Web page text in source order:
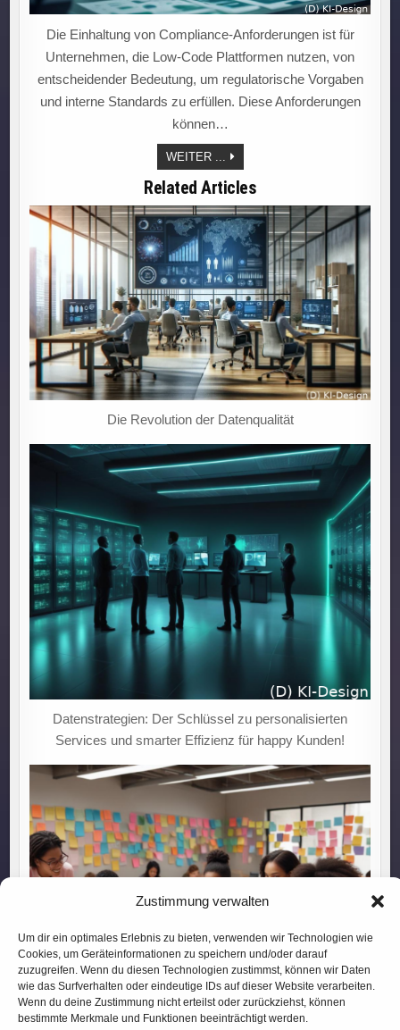
Zustimmung verwalten
Um dir ein optimales Erlebnis zu bieten, verwenden wir Technologien wie
Cookies, um Geräteinformationen zu speichern und/oder darauf
zuzugreifen. Wenn du diesen Technologien zustimmst, können wir Daten
wie das Surfverhalten oder eindeutige IDs auf dieser Website verarbeiten.
Wenn du deine Zustimmung nicht erteilst oder zurückziehst, können
bestimmte Merkmale und Funktionen beeinträchtigt werden.
Die Einhaltung von Compliance-Anforderungen ist für
Unternehmen, die Low-Code Plattformen nutzen, von
entscheidender Bedeutung, um regulatorische Vorgaben
und interne Standards zu erfüllen. Diese Anforderungen
können…
WEITER ...
COMPLIANCE
MEISTERN:
SO
NUTZEN
LOW-
CODE
PLATTFORMEN
FÜR
DATENSCHUTZKONFORME
ANWENDUNGSGESTALTUNG!
Related Articles
Die Revolution der Datenqualität
Datenstrategien: Der Schlüssel zu personalisierten
Services und smarter Effizienz für happy Kunden!